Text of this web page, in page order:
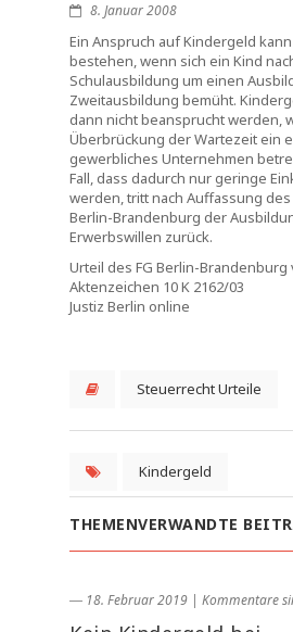
8. Januar 2008
Ein Anspruch auf Kindergeld
bestehen, wenn sich ein Kind
Schulausbildung um einen
Zweitausbildung bemüht.
dann nicht beansprucht werden,
Überbrückung der Wartezeit ein
gewerbliches Unternehmen
Fall, dass dadurch nur geringe
werden, tritt nach Auffassung
Berlin-Brandenburg der
Erwerbswillen zurück.
Urteil des FG Berlin-Brandenburg
Aktenzeichen 10 K 2162/03
Justiz Berlin online
Steuerrecht Urteile
Kindergeld
THEMENVERWANDTE
― 18. Februar 2019 | Kommentare